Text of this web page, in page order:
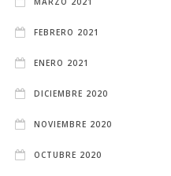
FEBRERO 2021
ENERO 2021
DICIEMBRE 2020
NOVIEMBRE 2020
OCTUBRE 2020